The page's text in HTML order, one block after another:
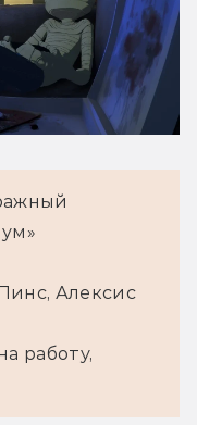
Алексис
работу,